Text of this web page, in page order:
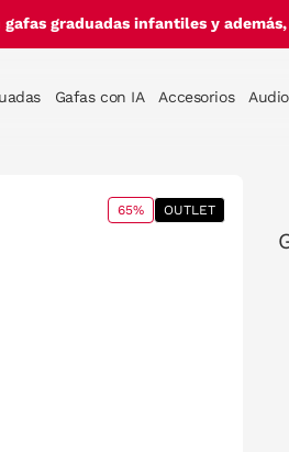
graduadas infantiles y
Gafas con IA Accesorios
65% OUTLET